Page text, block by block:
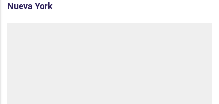
Nueva York